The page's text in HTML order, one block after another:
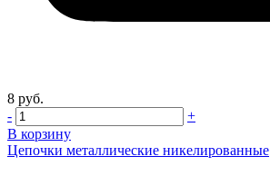
8 руб.
-
+
В корзину
Цепочки металлические никелированные